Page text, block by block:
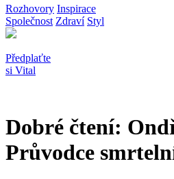
Rozhovory Inspirace
Společnost Zdraví Styl
Předplaťte
si Vital
Dobré čtení:
Průvodce